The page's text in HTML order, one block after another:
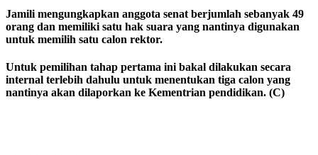
Jamili mengungkapkan anggota senat berjumlah sebanyak 49
orang dan memiliki satu hak suara yang nantinya digunakan
untuk memilih satu calon rektor.
Untuk pemilihan tahap pertama ini bakal dilakukan secara
internal terlebih dahulu untuk menentukan tiga calon yang
nantinya akan dilaporkan ke Kementrian pendidikan. (C)